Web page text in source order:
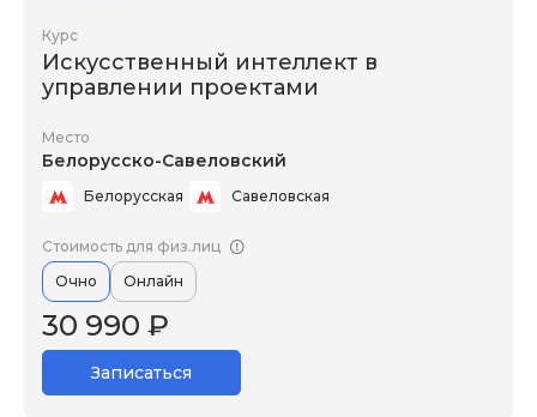
Курс
Искусственный интеллект в
управлении проектами
Место
Белорусско-Савеловский
Белорусская Савеловская
Стоимость для физ.лиц
Очно
Онлайн
30 990 ₽
Записаться